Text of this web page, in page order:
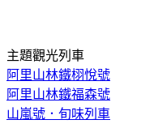
主題觀光列車
阿里山林鐵栩悅號
阿里山林鐵福森號
山嵐號．旬味列車